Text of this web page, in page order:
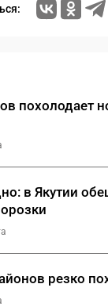
похолодает
в Якутии
резко